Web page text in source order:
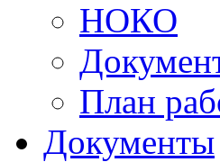
НОКО
План
Документы